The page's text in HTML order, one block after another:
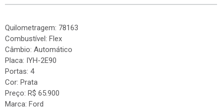
Quilometragem: 78163
Combustível: Flex
Câmbio: Automático
Placa: IYH-2E90
Portas: 4
Cor: Prata
Preço: R$ 65.900
Marca: Ford